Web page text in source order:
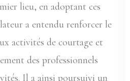
lieu, en adoptant ces
a entendu renforcer le
activités de courtage et
des professionnels
Il a ainsi poursuivi un